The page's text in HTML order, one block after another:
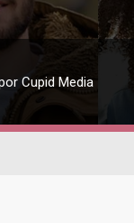
Cupid Media